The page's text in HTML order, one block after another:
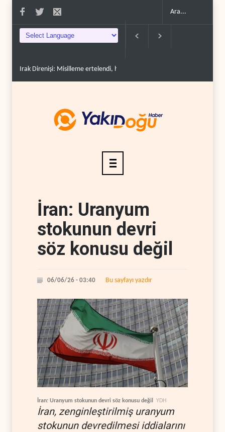
Irak Direnişi: Misilleme ertelendi, hesap kapanmadı..
İran: Uranyum
stokunun devri
söz konusu değil
06/06/26 - 03:40 Bu sayfayı yazdır
İran: Uranyum stokunun devri söz konusu değil YDH
İran, zenginleştirilmiş uranyum
stokunun devredilmesi iddialarını